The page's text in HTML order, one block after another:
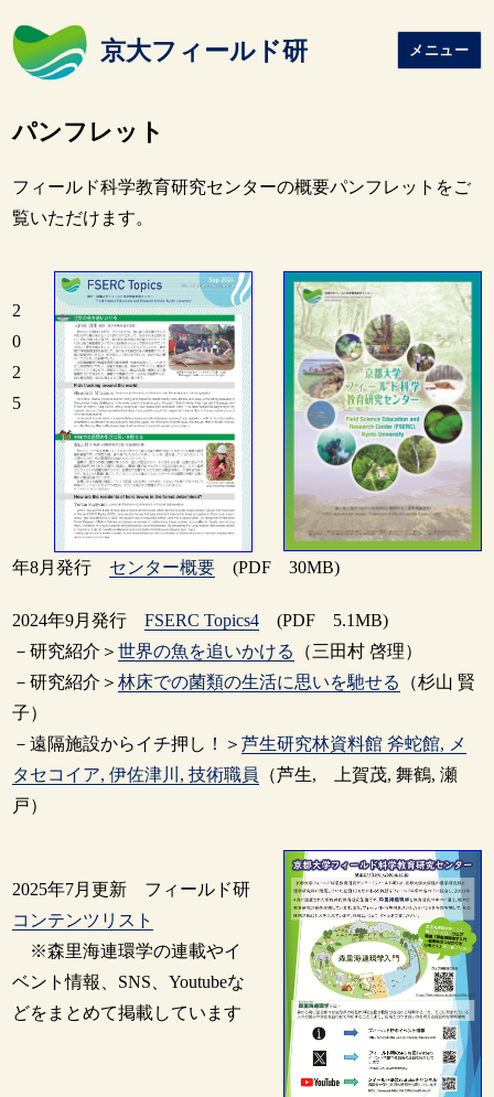
京大フィールド研 メニュー
パンフレット
フィールド科学教育研究センターの概要パンフレットをご
覧いただけます。
2
0
2
5
年8月発行 センター概要 (PDF 30MB)
2024年9月発行FSERC Topics4 (PDF 5.1MB)
－研究紹介＞世界の魚を追いかける
（三田村 啓理）
－研究紹介＞林床での菌類の生活に思いを馳せる
（杉山 賢
子）
－遠隔施設からイチ押し！＞芦生研究林資料館 斧蛇館, メ
タセコイア, 伊佐津川, 技術職員
（芦生, 上賀茂, 舞鶴, 瀬
戸）
2025年7月更新 フィールド研
コンテンツリスト
※森里海連環学の連載やイ
ベント情報、SNS、Youtubeな
どをまとめて掲載しています